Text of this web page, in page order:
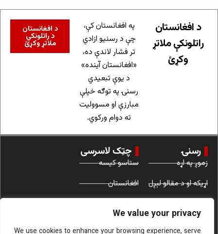
We value your privacy
We use cookies to enhance your browsing experience, serve
د افغانستان
راتلونکې ملاتړ
وکړئ
په افغانستان کې،
چې د رسنیو ازادي
تر فشار لاندې ده،
«افغانستان آینده»
د یوې تبعیدي
رسنۍ په توګه خپلې
مبارزې او مسوولیت
ته دوام ورکوي.
د افغانستان
د راتلونکي
ملاتړ وکړئ
رسنۍ
زموږ په اړه
اړیکه او د مقالو لېږل
چټک لاسرسی
ستاسو کیسه
افغانستان
ښځې